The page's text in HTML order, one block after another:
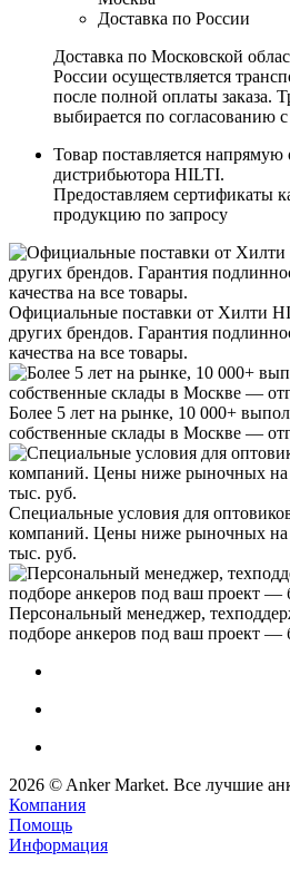
Доставка по России
Доставка по Московской
России осуществляется
после полной оплаты заказа.
выбирается по согласованию
Товар поставляется напрямую
дистрибьютора HILTI.
Предоставляем сертификаты
продукцию по запросу
Официальные поставки от Хилти
других брендов. Гарантия
качества на все товары.
Более 5 лет на рынке, 10 000+
собственные склады в Москве —
Специальные условия для
компаний. Цены ниже рыночных на
тыс. руб.
Персональный менеджер,
подборе анкеров под ваш проект —
2026 © Anker Market. Все лучшие
Компания
Помощь
Информация